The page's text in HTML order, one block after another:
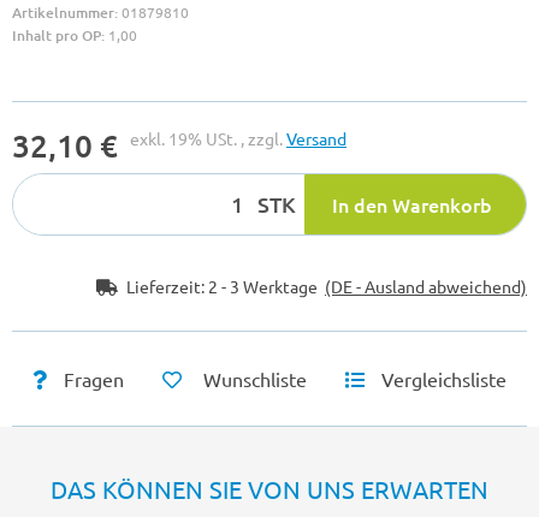
Artikelnummer:01879810
Inhalt pro OP: 1,00
32,10 € exkl. 19% USt. , zzgl.Versand
STK In den Warenkorb
Lieferzeit: 2 - 3 Werktage (DE - Ausland abweichend)
Fragen Wunschliste Vergleichsliste
DAS KÖNNEN SIE VON UNS ERWARTEN